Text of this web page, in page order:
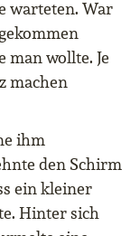
warteten. War
man wollte. Je
machen
ihm
den Schirm
ein kleiner
Hinter sich